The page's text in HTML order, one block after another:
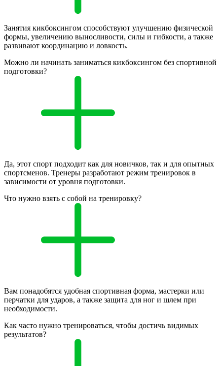
Занятия кикбоксингом способствуют улучшению физической
формы, увеличению выносливости, силы и гибкости, а также
развивают координацию и ловкость.
Можно ли начинать заниматься кикбоксингом без спортивной
подготовки?
Да, этот спорт подходит как для новичков, так и для опытных
спортсменов. Тренеры разработают режим тренировок в
зависимости от уровня подготовки.
Что нужно взять с собой на тренировку?
Вам понадобятся удобная спортивная форма, мастерки или
перчатки для ударов, а также защита для ног и шлем при
необходимости.
Как часто нужно тренироваться, чтобы достичь видимых
результатов?